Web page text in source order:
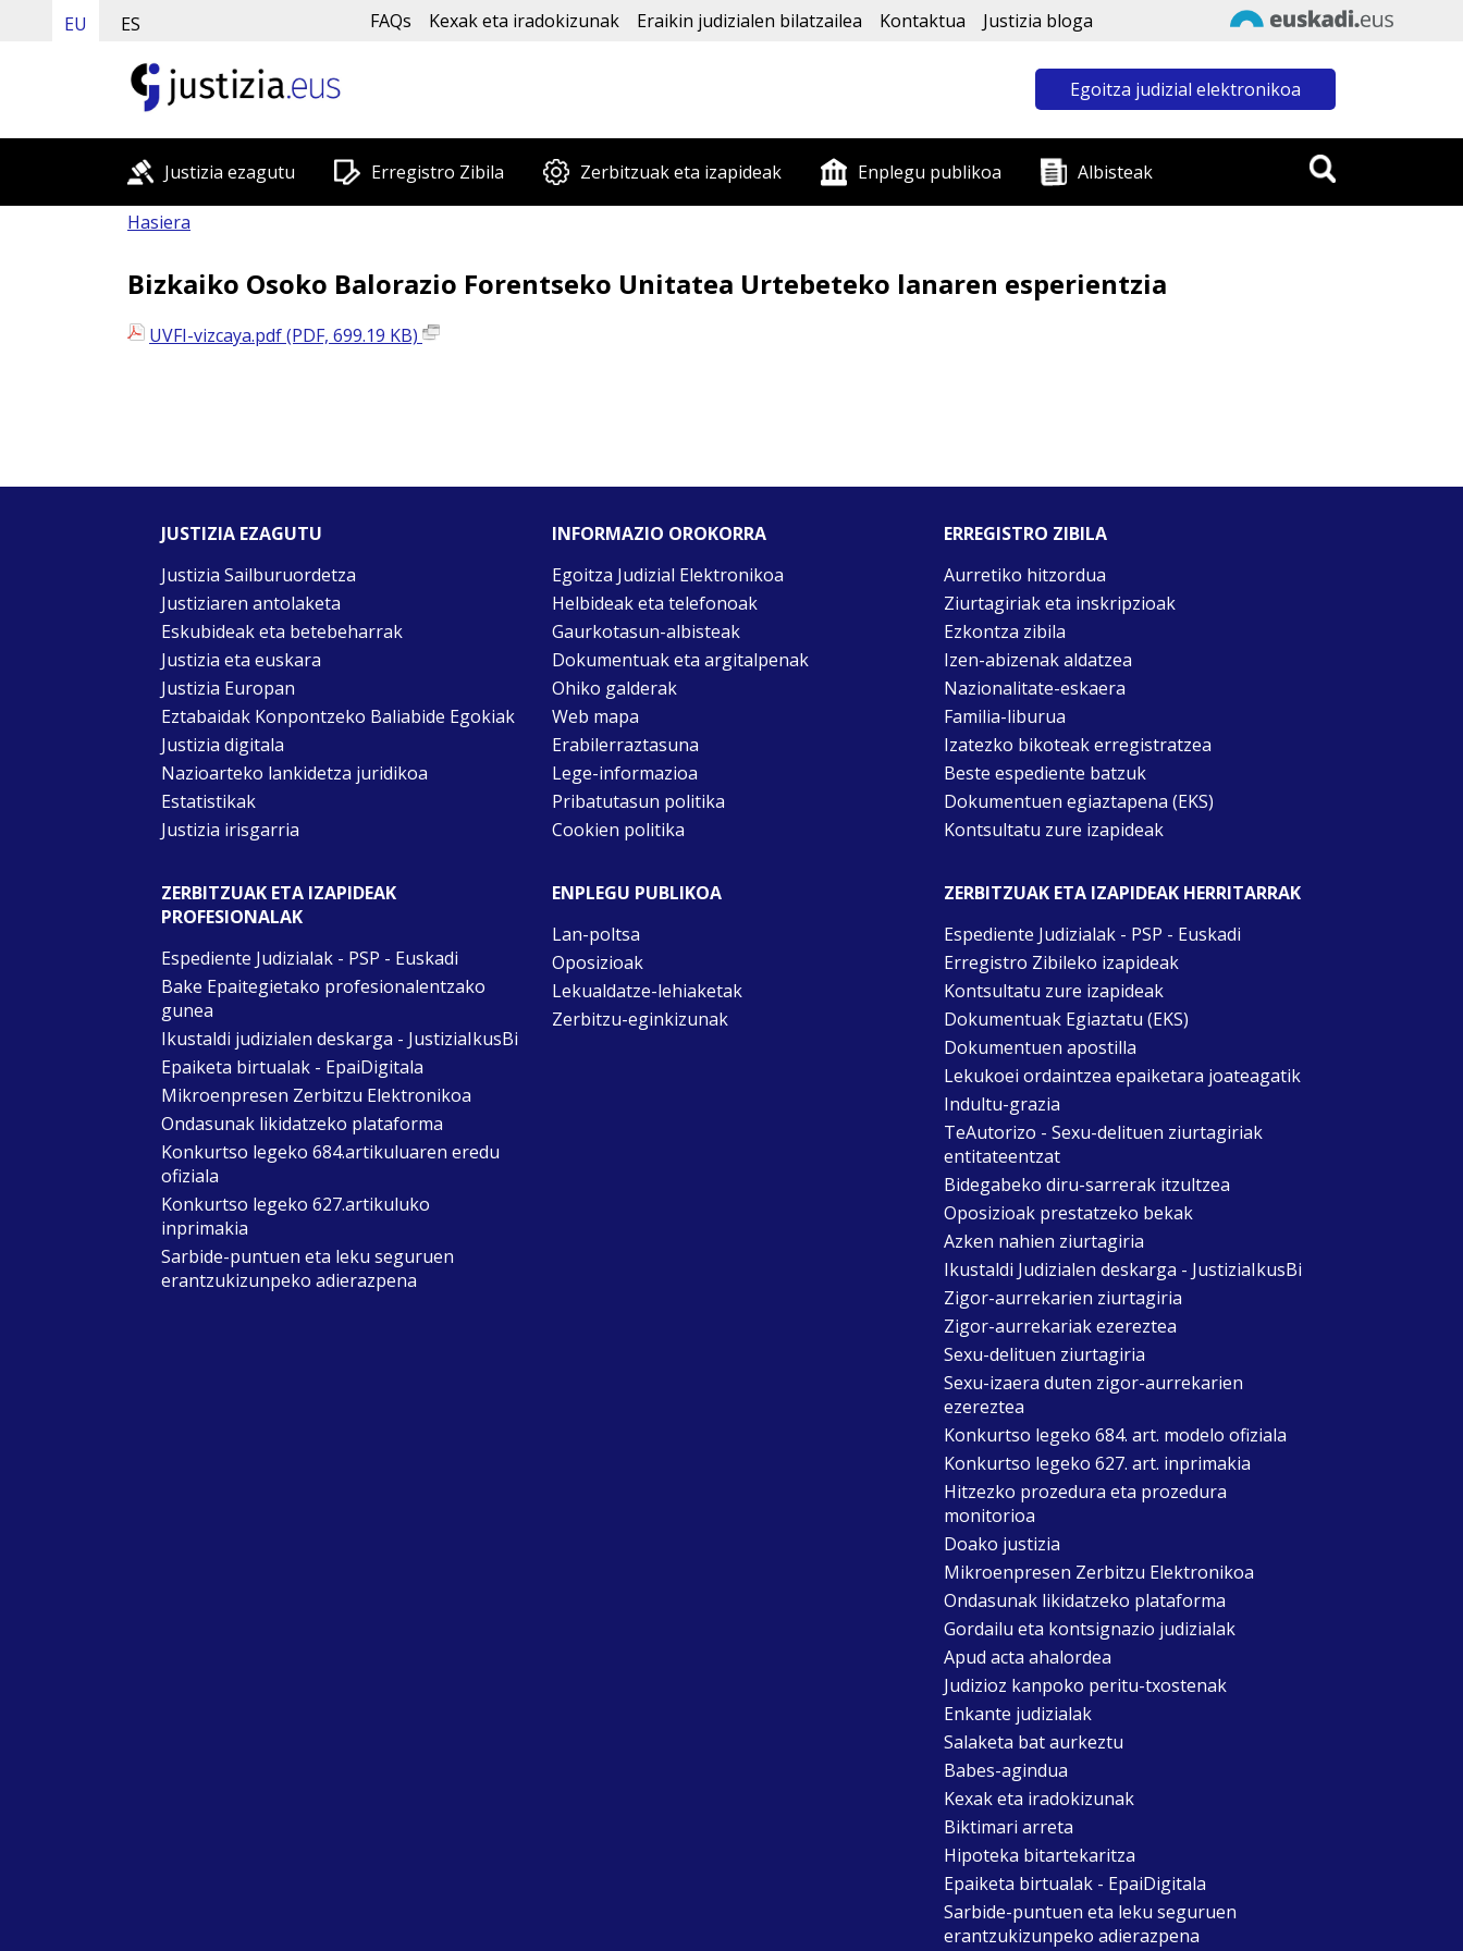
EU ES FAQs Kexak eta iradokizunak Eraikin judizialen bilatzailea Kontaktua Justizia bloga
Egoitza judizial elektronikoa
Justizia ezagutu Erregistro Zibila Zerbitzuak eta izapideak Enplegu publikoa Albisteak
Hasiera
Bizkaiko Osoko Balorazio Forentseko Unitatea Urtebeteko lanaren esperientzia
UVFI-vizcaya.pdf (PDF, 699.19 KB)
JUSTIZIA EZAGUTU
Justizia Sailburuordetza
Justiziaren antolaketa
Eskubideak eta betebeharrak
Justizia eta euskara
Justizia Europan
Eztabaidak Konpontzeko Baliabide Egokiak
Justizia digitala
Nazioarteko lankidetza juridikoa
Estatistikak
Justizia irisgarria
INFORMAZIO OROKORRA
Egoitza Judizial Elektronikoa
Helbideak eta telefonoak
Gaurkotasun-albisteak
Dokumentuak eta argitalpenak
Ohiko galderak
Web mapa
Erabilerraztasuna
Lege-informazioa
Pribatutasun politika
Cookien politika
ERREGISTRO ZIBILA
Aurretiko hitzordua
Ziurtagiriak eta inskripzioak
Ezkontza zibila
Izen-abizenak aldatzea
Nazionalitate-eskaera
Familia-liburua
Izatezko bikoteak erregistratzea
Beste espediente batzuk
Dokumentuen egiaztapena (EKS)
Kontsultatu zure izapideak
ZERBITZUAK ETA IZAPIDEAK
PROFESIONALAK
Espediente Judizialak - PSP - Euskadi
Bake Epaitegietako profesionalentzako
gunea
Ikustaldi judizialen deskarga - JustiziaIkusBi
Epaiketa birtualak - EpaiDigitala
Mikroenpresen Zerbitzu Elektronikoa
Ondasunak likidatzeko plataforma
Konkurtso legeko 684.artikuluaren eredu
ofiziala
Konkurtso legeko 627.artikuluko
inprimakia
Sarbide-puntuen eta leku seguruen
erantzukizunpeko adierazpena
ENPLEGU PUBLIKOA
Lan-poltsa
Oposizioak
Lekualdatze-lehiaketak
Zerbitzu-eginkizunak
ZERBITZUAK ETA IZAPIDEAK HERRITARRAK
Espediente Judizialak - PSP - Euskadi
Erregistro Zibileko izapideak
Kontsultatu zure izapideak
Dokumentuak Egiaztatu (EKS)
Dokumentuen apostilla
Lekukoei ordaintzea epaiketara joateagatik
Indultu-grazia
TeAutorizo - Sexu-delituen ziurtagiriak
entitateentzat
Bidegabeko diru-sarrerak itzultzea
Oposizioak prestatzeko bekak
Azken nahien ziurtagiria
Ikustaldi Judizialen deskarga - JustiziaIkusBi
Zigor-aurrekarien ziurtagiria
Zigor-aurrekariak ezereztea
Sexu-delituen ziurtagiria
Sexu-izaera duten zigor-aurrekarien
ezereztea
Konkurtso legeko 684. art. modelo ofiziala
Konkurtso legeko 627. art. inprimakia
Hitzezko prozedura eta prozedura
monitorioa
Doako justizia
Mikroenpresen Zerbitzu Elektronikoa
Ondasunak likidatzeko plataforma
Gordailu eta kontsignazio judizialak
Apud acta ahalordea
Judizioz kanpoko peritu-txostenak
Enkante judizialak
Salaketa bat aurkeztu
Babes-agindua
Kexak eta iradokizunak
Biktimari arreta
Hipoteka bitartekaritza
Epaiketa birtualak - EpaiDigitala
Sarbide-puntuen eta leku seguruen
erantzukizunpeko adierazpena